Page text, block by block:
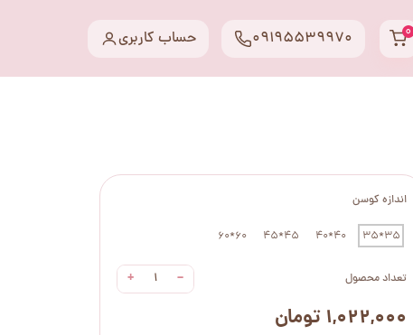
۰ حساب کاربری 09195539970
اندازه کوسن
35*35
40*40
45*45
60*60
تعداد محصول −
+
۱,۰۲۲,۰۰۰ تومان